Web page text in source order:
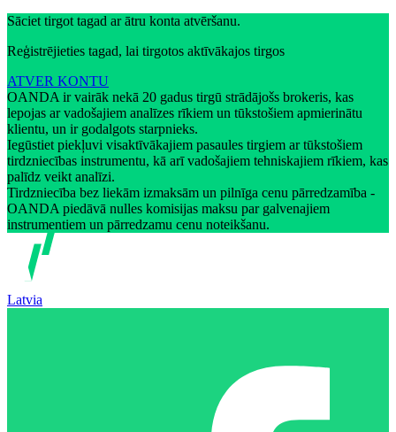
Sāciet tirgot tagad ar ātru konta atvēršanu.
Reģistrējieties tagad, lai tirgotos aktīvākajos tirgos
ATVER KONTU
OANDA ir vairāk nekā 20 gadus tirgū strādājošs brokeris, kas
lepojas ar vadošajiem analīzes rīkiem un tūkstošiem apmierinātu
klientu, un ir godalgots starpnieks.
Iegūstiet piekļuvi visaktīvākajiem pasaules tirgiem ar tūkstošiem
tirdzniecības instrumentu, kā arī vadošajiem tehniskajiem rīkiem, kas
palīdz veikt analīzi.
Tirdzniecība bez liekām izmaksām un pilnīga cenu pārredzamība -
OANDA piedāvā nulles komisijas maksu par galvenajiem
instrumentiem un pārredzamu cenu noteikšanu.
Latvia